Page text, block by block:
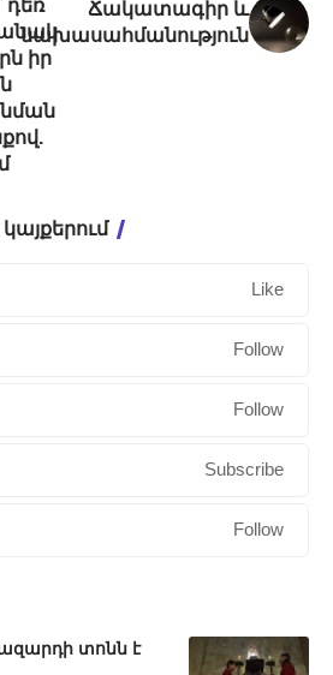
դեռ
իր
Ճակատագիր և
նախասահմանություն
Like
Follow
Follow
Subscribe
Follow
տոնն է